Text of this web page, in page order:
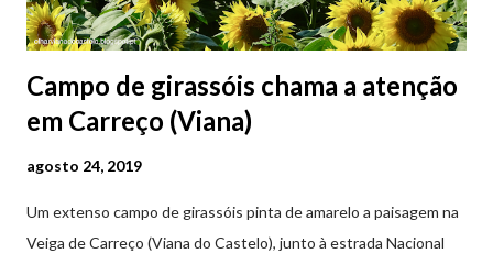
Campo de girassóis chama a atenção
em Carreço (Viana)
agosto 24, 2019
Um extenso campo de girassóis pinta de amarelo a paisagem na
Veiga de Carreço (Viana do Castelo), junto à estrada Nacional